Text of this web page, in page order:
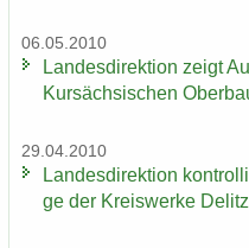
06.05.2010
Lan­des­di­rek­ti­on zeigt
Kur­säch­si­schen
29.04.2010
Lan­des­di­rek­ti­on
ge der Kreis­wer­ke